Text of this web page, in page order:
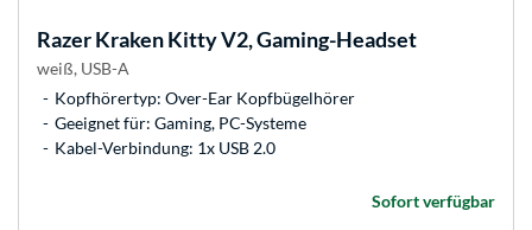
RazerKraken Kitty V2, Gaming-Headset
weiß, USB-A
Kopfhörertyp: Over-Ear Kopfbügelhörer
Geeignet für: Gaming, PC-Systeme
Kabel-Verbindung: 1x USB 2.0
Sofort verfügbar